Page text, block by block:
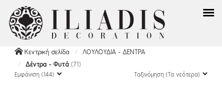
Κεντρική σελίδα
ΛΟΥΛΟΥΔΙΑ - ΔΕΝΤΡΑ
Δέντρα - Φυτά (71)
Εμφάνιση (144) Ταξινόμηση (Τα νεότερα)